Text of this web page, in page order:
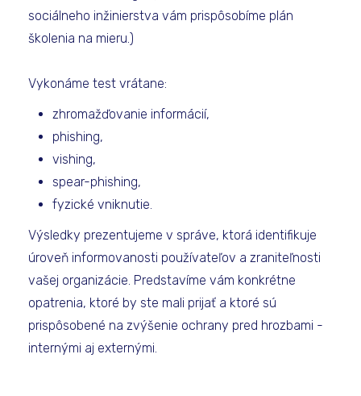
sociálneho inžinierstva vám prispôsobíme plán
školenia na mieru.)
Vykonáme test vrátane:
zhromažďovanie informácií,
phishing,
vishing,
spear-phishing,
fyzické vniknutie.
Výsledky prezentujeme v správe, ktorá identifikuje
úroveň informovanosti používateľov a zraniteľnosti
vašej organizácie. Predstavíme vám konkrétne
opatrenia, ktoré by ste mali prijať a ktoré sú
prispôsobené na zvýšenie ochrany pred hrozbami -
internými aj externými.